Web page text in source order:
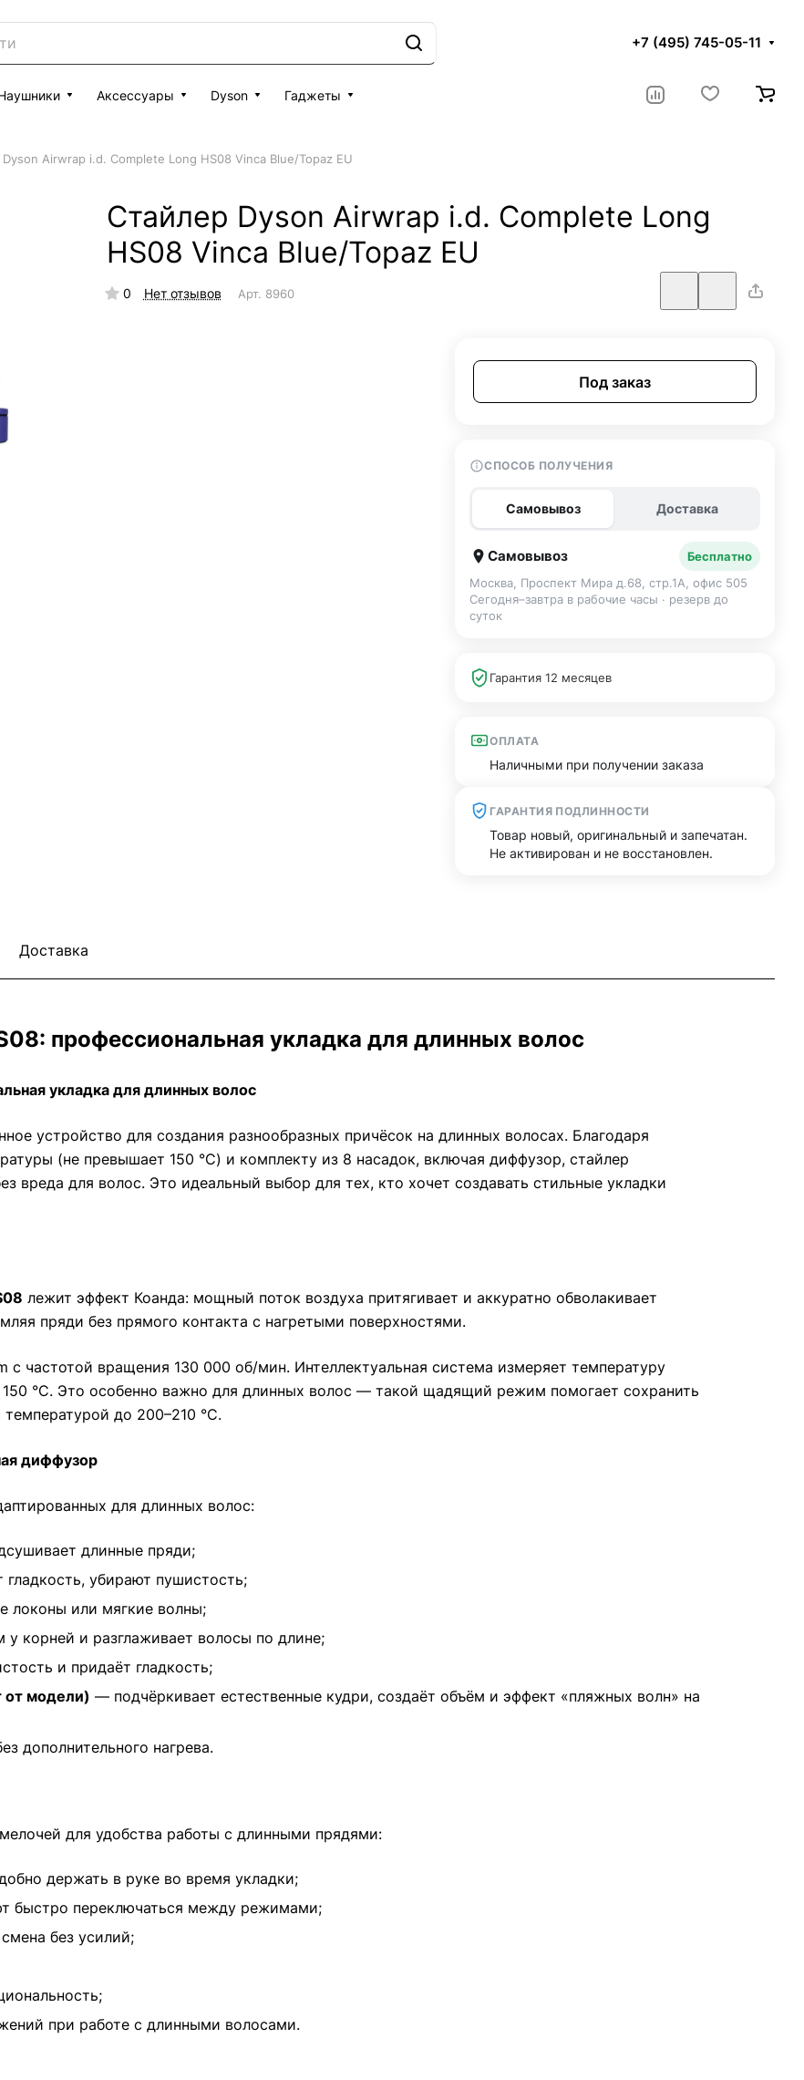
+7 (495) 745-05-11
Аксессуары Dyson Гаджеты
Airwrap i.d. Complete Long HS08 Vinca Blue/Topaz EU
Стайлер Dyson Airwrap i.d. Complete Long
HS08 Vinca Blue/Topaz EU
0 Нет отзывов Арт. 8960
Под заказ
СПОСОБ ПОЛУЧЕНИЯ
Самовывоз Доставка
Самовывоз
Бесплатно
Москва, Проспект Мира д.68, стр.1А, офис 505
Сегодня–завтра в рабочие часы · резерв до
суток
Гарантия 12 месяцев
ОПЛАТА
Наличными при получении заказа
ГАРАНТИЯ ПОДЛИННОСТИ
Товар новый, оригинальный и запечатан.
Не активирован и не восстановлен.
Доставка
профессиональная укладка для длинных волос
укладка для длинных волос
устройство для создания разнообразных причёсок на длинных волосах. Благодаря
(не превышает 150 °C) и комплекту из 8 насадок, включая диффузор, стайлер
вреда для волос. Это идеальный выбор для тех, кто хочет создавать стильные укладки
лежит эффект Коанда: мощный поток воздуха притягивает и аккуратно обволакивает
пряди без прямого контакта с нагретыми поверхностями.
частотой вращения 130 000 об/мин. Интеллектуальная система измеряет температуру
°C. Это особенно важно для длинных волос — такой щадящий режим помогает сохранить
до 200–210 °C.
диффузор
для длинных волос:
длинные пряди;
убирают пушистость;
локоны или мягкие волны;
корней и разглаживает волосы по длине;
и придаёт гладкость;
от модели) — подчёркивает естественные кудри, создаёт объём и эффект «пляжных волн» на
дополнительного нагрева.
для удобства работы с длинными прядями:
держать в руке во время укладки;
быстро переключаться между режимами;
без усилий;
при работе с длинными волосами.